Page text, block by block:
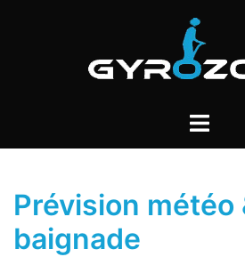
Ouvrir/
Prévision météo
baignade